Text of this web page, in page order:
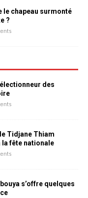
le chapeau surmonté
?
des
Tidjane Thiam
la fête nationale
s’offre quelques